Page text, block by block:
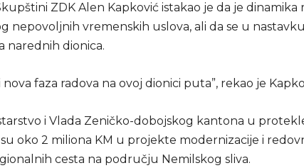
ZDK Alen Kapković istakao je da je dinamika
nepovoljnih vremenskih uslova, ali da se u
narednih dionica.
nova faza radova na ovoj dionici puta”, rekao je
i Vlada Zeničko-dobojskog kantona u
oko 2 miliona KM u projekte modernizacije i
cesta na području Nemilskog sliva.